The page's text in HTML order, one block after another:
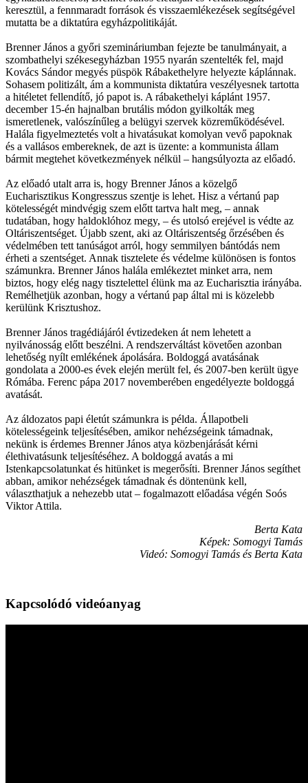
keresztül, a fennmaradt források és visszaemlékezések segítségével
mutatta be a diktatúra egyházpolitikáját.
Brenner János a győri szemináriumban fejezte be tanulmányait, a
szombathelyi székesegyházban 1955 nyarán szentelték fel, majd
Kovács Sándor megyés püspök Rábakethelyre helyezte káplánnak.
Sohasem politizált, ám a kommunista diktatúra veszélyesnek tartotta
a hitéletet fellendítő, jó papot is. A rábakethelyi káplánt 1957.
december 15-én hajnalban brutális módon gyilkolták meg
ismeretlenek, valószínűleg a belügyi szervek közreműködésével.
Halála figyelmeztetés volt a hivatásukat komolyan vevő papoknak
és a vallásos embereknek, de azt is üzente: a kommunista állam
bármit megtehet következmények nélkül – hangsúlyozta az előadó.
Az előadó utalt arra is, hogy Brenner János a közelgő
Eucharisztikus Kongresszus szentje is lehet. Hisz a vértanú pap
kötelességét mindvégig szem előtt tartva halt meg, – annak
tudatában, hogy haldoklóhoz megy, – és utolsó erejével is védte az
Oltáriszentséget. Újabb szent, aki az Oltáriszentség őrzésében és
védelmében tett tanúságot arról, hogy semmilyen bántódás nem
érheti a szentséget. Annak tisztelete és védelme különösen is fontos
számunkra. Brenner János halála emlékeztet minket arra, nem
biztos, hogy elég nagy tisztelettel élünk ma az Eucharisztia irányába.
Remélhetjük azonban, hogy a vértanú pap által mi is közelebb
kerülünk Krisztushoz.
Brenner János tragédiájáról évtizedeken át nem lehetett a
nyilvánosság előtt beszélni. A rendszerváltást követően azonban
lehetőség nyílt emlékének ápolására. Boldoggá avatásának
gondolata a 2000-es évek elején merült fel, és 2007-ben került ügye
Rómába. Ferenc pápa 2017 novemberében engedélyezte boldoggá
avatását.
Az áldozatos papi életút számunkra is példa. Állapotbeli
kötelességeink teljesítésében, amikor nehézségeink támadnak,
nekünk is érdemes Brenner János atya közbenjárását kérni
élethivatásunk teljesítéséhez. A boldoggá avatás a mi
Istenkapcsolatunkat és hitünket is megerősíti. Brenner János segíthet
abban, amikor nehézségek támadnak és döntenünk kell,
választhatjuk a nehezebb utat – fogalmazott előadása végén Soós
Viktor Attila.
Berta Kata
Képek: Somogyi Tamás
Videó: Somogyi Tamás és Berta Kata
Kapcsolódó videóanyag